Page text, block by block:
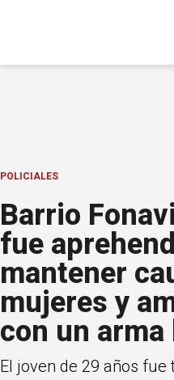
POLICIALES
Barrio
fue
mantener
mujeres y
con un arma
El joven de 29 años